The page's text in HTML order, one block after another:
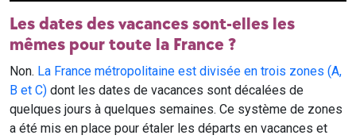
Les dates des vacances sont-elles les
mêmes pour toute la France ?
Non. La France métropolitaine est divisée en trois zones (A,
B et C) dont les dates de vacances sont décalées de
quelques jours à quelques semaines. Ce système de zones
a été mis en place pour étaler les départs en vacances et